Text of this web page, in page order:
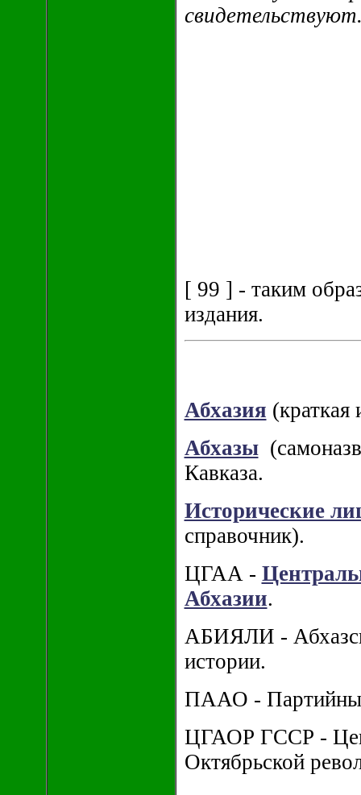
[ 99 ] - таким
издания.
Абхазия (краткая
Абхазы
Кавказа.
Исторические
справочник).
ЦГАА -
Абхазии.
АБИЯЛИ -
истории.
ПААО -
ЦГАОР ГССР -
Октябрьской